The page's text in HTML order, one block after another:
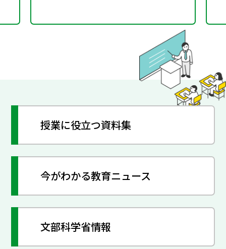
授業に役立つ資料集
今がわかる教育ニュース
文部科学省情報